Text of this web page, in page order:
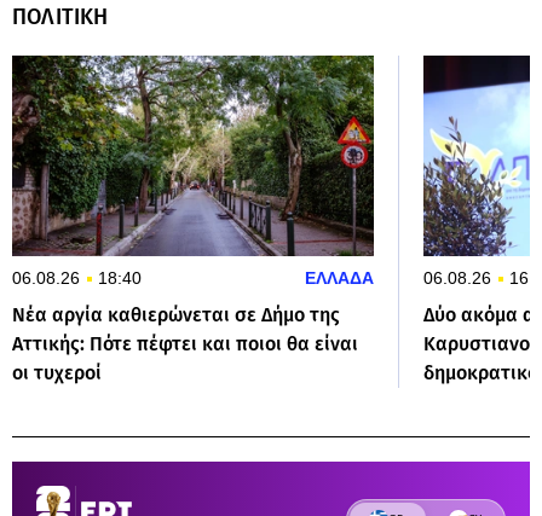
ΠΟΛΙΤΙΚΗ
06.08.26 18:40 ΕΛΛΑΔΑ
Νέα αργία καθιερώνεται σε Δήμο της
Αττικής: Πότε πέφτει και ποιοι θα είναι
οι τυχεροί
06.08.26
Δύο ακόμα